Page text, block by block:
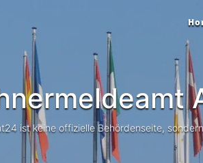
ist keine offizielle Behördenseite,